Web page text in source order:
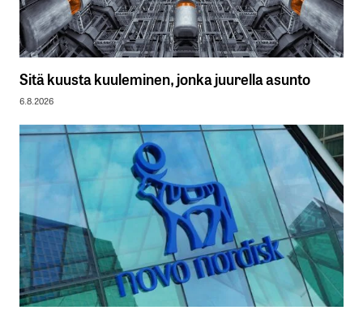
Sitä kuusta kuuleminen, jonka juurella asunto
6.8.2026